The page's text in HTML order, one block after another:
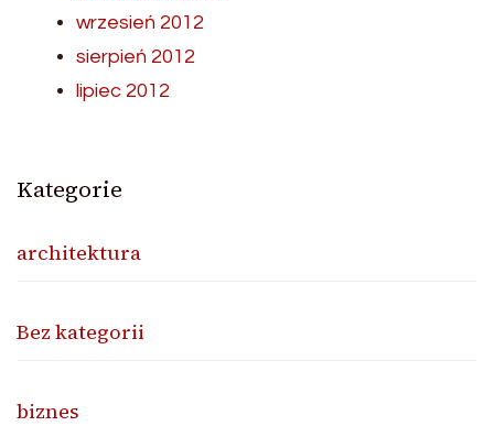
wrzesień 2012
sierpień 2012
lipiec 2012
Kategorie
architektura
Bez kategorii
biznes